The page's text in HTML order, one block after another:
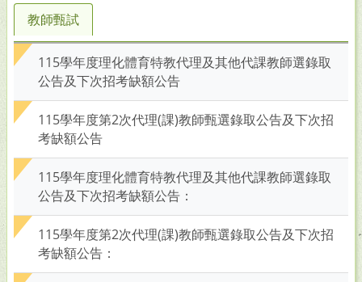
教師甄試
115學年度理化體育特教代理及其他代課教師選錄取
公告及下次招考缺額公告
115學年度第2次代理(課)教師甄選錄取公告及下次招
考缺額公告
115學年度理化體育特教代理及其他代課教師選錄取
公告及下次招考缺額公告：
115學年度第2次代理(課)教師甄選錄取公告及下次招
考缺額公告：